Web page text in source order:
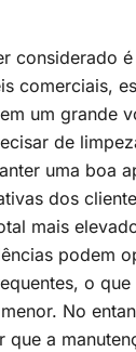
considerado é
comerciais,
um grande
de
uma boa
dos
mais
podem
o
No
que a